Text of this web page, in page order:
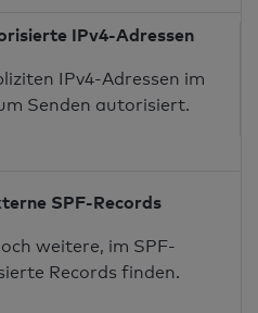
IPv4-Adressen
IPv4-Adressen im
Senden autorisiert.
SPF-Records
weitere, im SPF-
Records finden.